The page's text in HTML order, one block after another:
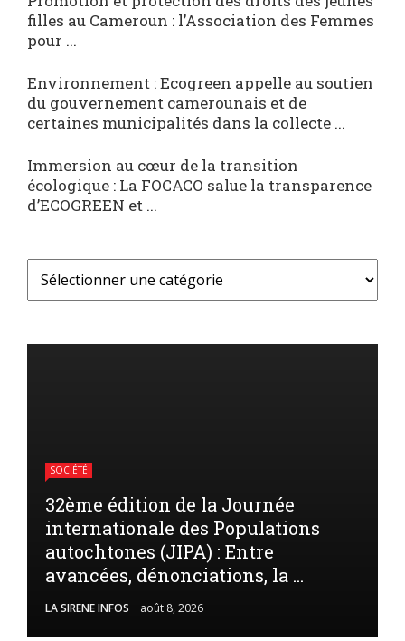
filles au Cameroun : l’Association des Femmes
pour ...
Environnement : Ecogreen appelle au soutien
du gouvernement camerounais et de
certaines municipalités dans la collecte ...
Immersion au cœur de la transition
écologique : La FOCACO salue la transparence
d’ECOGREEN et ...
SOCIÉTÉ
32ème édition de la Journée
internationale des Populations
autochtones (JIPA) : Entre
avancées, dénonciations, la ...
LA SIRENE INFOS août 8, 2026